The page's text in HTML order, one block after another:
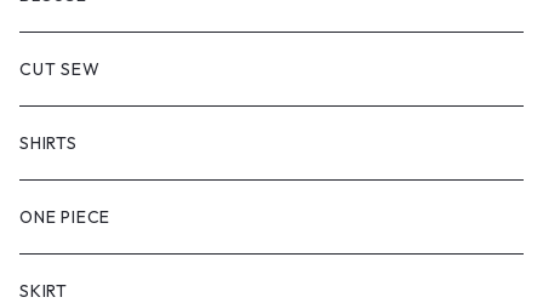
CUT SEW
SHIRTS
ONE PIECE
SKIRT